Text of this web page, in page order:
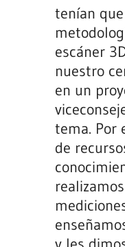
tenían
escáner
nuestro
en un
tema. Por
de